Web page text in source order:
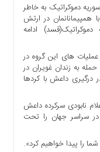
دموکراتیک به خاطر
در ارتش
ادامه
های این گروه در
به زندان غویران در
درگیری داعش با کردها
نابودی سرکرده داعش
در سراسر جهان را تحت
را پیدا خواهیم کرد».